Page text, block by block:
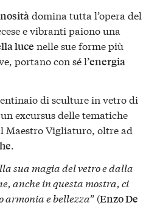
domina tutta l’opera del
e vibranti paiono una
luce nelle sue forme più
portano con sé l’energia
di sculture in vetro di
excursus delle tematiche
Maestro Vigliaturo, oltre ad
.
sua magia del vetro e dalla
anche in questa mostra, ci
armonia e bellezza” (Enzo De